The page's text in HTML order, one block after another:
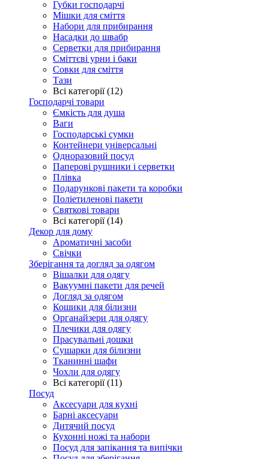
Губки господарчі
Мішки для сміття
Набори для прибирання
Насадки до швабр
Серветки для прибирання
Сміттєві урни і баки
Совки для сміття
Тази
Всі категорії (12)
Господарчі товари
Ємкість для душа
Ваги
Господарські сумки
Контейнери універсальні
Одноразовий посуд
Паперові рушники і серветки
Плівка
Подарункові пакети та коробки
Поліетиленові пакети
Святкові товари
Всі категорії (14)
Декор для дому
Ароматичні засоби
Свічки
Зберігання та догляд за одягом
Вішалки для одягу
Вакуумні пакети для речей
Догляд за одягом
Кошики для білизни
Органайзери для одягу
Плечики для одягу
Прасувальні дошки
Сушарки для білизни
Тканинні шафи
Чохли для одягу
Всі категорії (11)
Посуд
Аксесуари для кухні
Барні аксесуари
Дитячий посуд
Кухонні ножі та набори
Посуд для запікання та випічки